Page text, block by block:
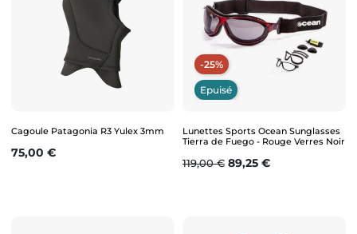
Cagoule Patagonia R3 Yulex 3mm
Prix
75,00 €
-25%
Epuisé
Lunettes Sports Ocean Sunglasses
Tierra de Fuego - Rouge Verres Noir
Prix de base
119,00 € Prix
89,25 €